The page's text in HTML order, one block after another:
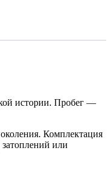
истории. Пробег —
Комплектация
или